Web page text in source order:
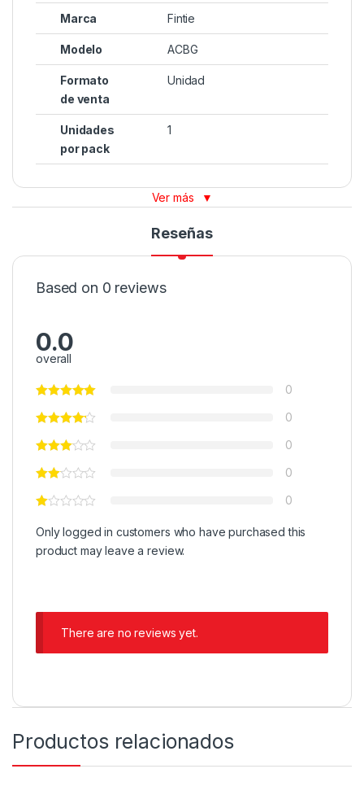
Marca Fintie
Modelo ACBG
Formato
de venta
Unidad
Unidades
por pack
1
Ver más ▼
Reseñas
Based on 0 reviews
0.0
overall
0
0
0
0
0
Only logged in customers who have purchased this
product may leave a review.
There are no reviews yet.
Productos relacionados